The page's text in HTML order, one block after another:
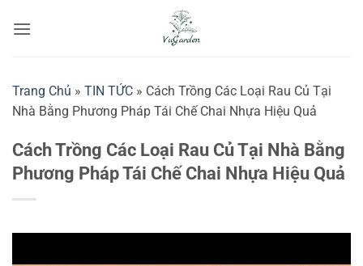
qua
Trang Chủ » TIN TỨC » Cách Trồng Các Loại Rau Củ Tại
Nhà Bằng Phương Pháp Tái Chế Chai Nhựa Hiệu Quả
Cách Trồng Các Loại Rau Củ Tại Nhà Bằng
Phương Pháp Tái Chế Chai Nhựa Hiệu Quả